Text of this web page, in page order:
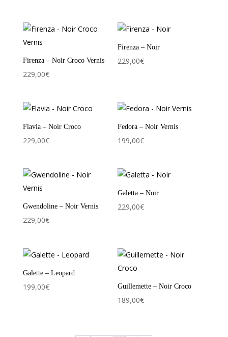
Firenza – Noir Croco Vernis
229,00€
Firenza – Noir
229,00€
Flavia – Noir Croco
229,00€
Fedora – Noir Vernis
199,00€
Gwendoline – Noir Vernis
229,00€
Galetta – Noir
229,00€
Galette – Leopard
199,00€ Guillemette – Noir Croco
189,00€